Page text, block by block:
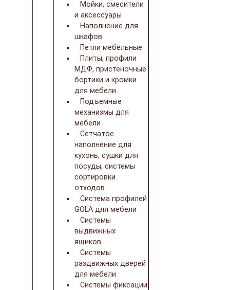
Мойки, смесители
и аксессуары
Наполнение для
шкафов
Петли мебельные
Плиты, профили
МДФ, пристеночные
бортики и кромки
для мебели
Подъемные
механизмы для
мебели
Сетчатое
наполнение для
кухонь, сушки для
посуды, системы
сортировки
отходов
Система профилей
GOLA для мебели
Системы
выдвижных
ящиков
Системы
раздвижных дверей
для мебели
Системы фиксации